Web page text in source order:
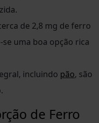
de 2,8 mg de ferro
uma boa opção rica
incluindo pão, são
de Ferro